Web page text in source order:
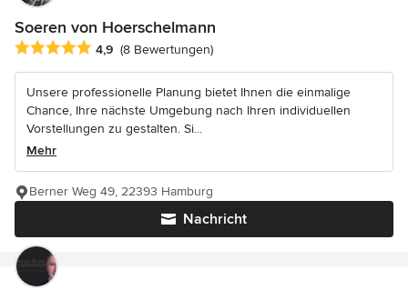
Soeren von Hoerschelmann
Durchschnittliche Bewertung: 4.9 von 5 Sternen
4,9 (8 Bewertungen)
Unsere professionelle Planung bietet Ihnen die einmalige
Chance, Ihre nächste Umgebung nach Ihren individuellen
Vorstellungen zu gestalten. Si...
Mehr
Nachricht
Berner Weg 49, 22393 Hamburg